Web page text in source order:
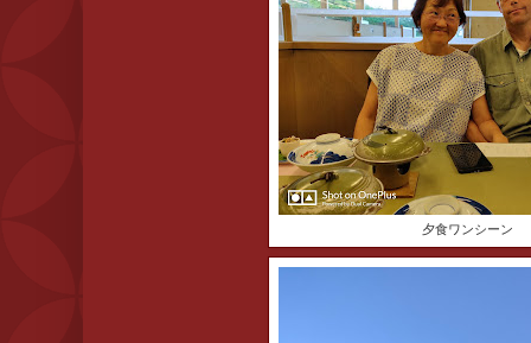
夕食ワンシーン